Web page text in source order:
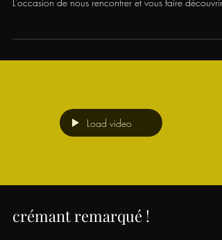
salon des vins de Loire 2 et 3
février 2026
nos cuvées ! 🍇 🎫 Réservez votre pass 2 jours dès
maintenant et bénéficiez d’un tarif préférentiel 👉